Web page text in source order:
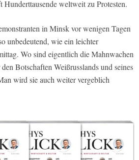
weltweit zu Protesten.
in Minsk vor wenigen Tagen
unbedeutend, wie ein leichter
Wo sind eigentlich die Mahnwachen
Botschaften Weißrusslands und seines
wird sie auch weiter vergeblich